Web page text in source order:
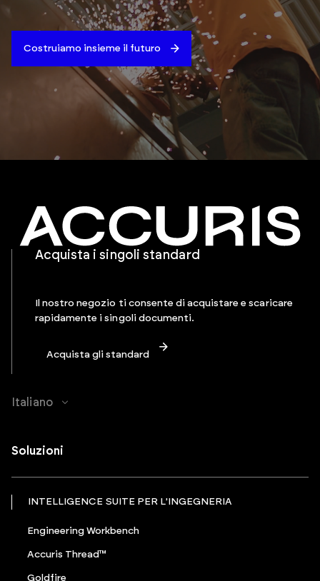
Costruiamo insieme il futuro
Acquista i singoli standard
Il nostro negozio ti consente di acquistare e scaricare
rapidamente i singoli documenti.
Acquista gli standard
Italiano
Soluzioni
INTELLIGENCE SUITE PER L'INGEGNERIA
Engineering Workbench
Accuris Thread™
Goldfire